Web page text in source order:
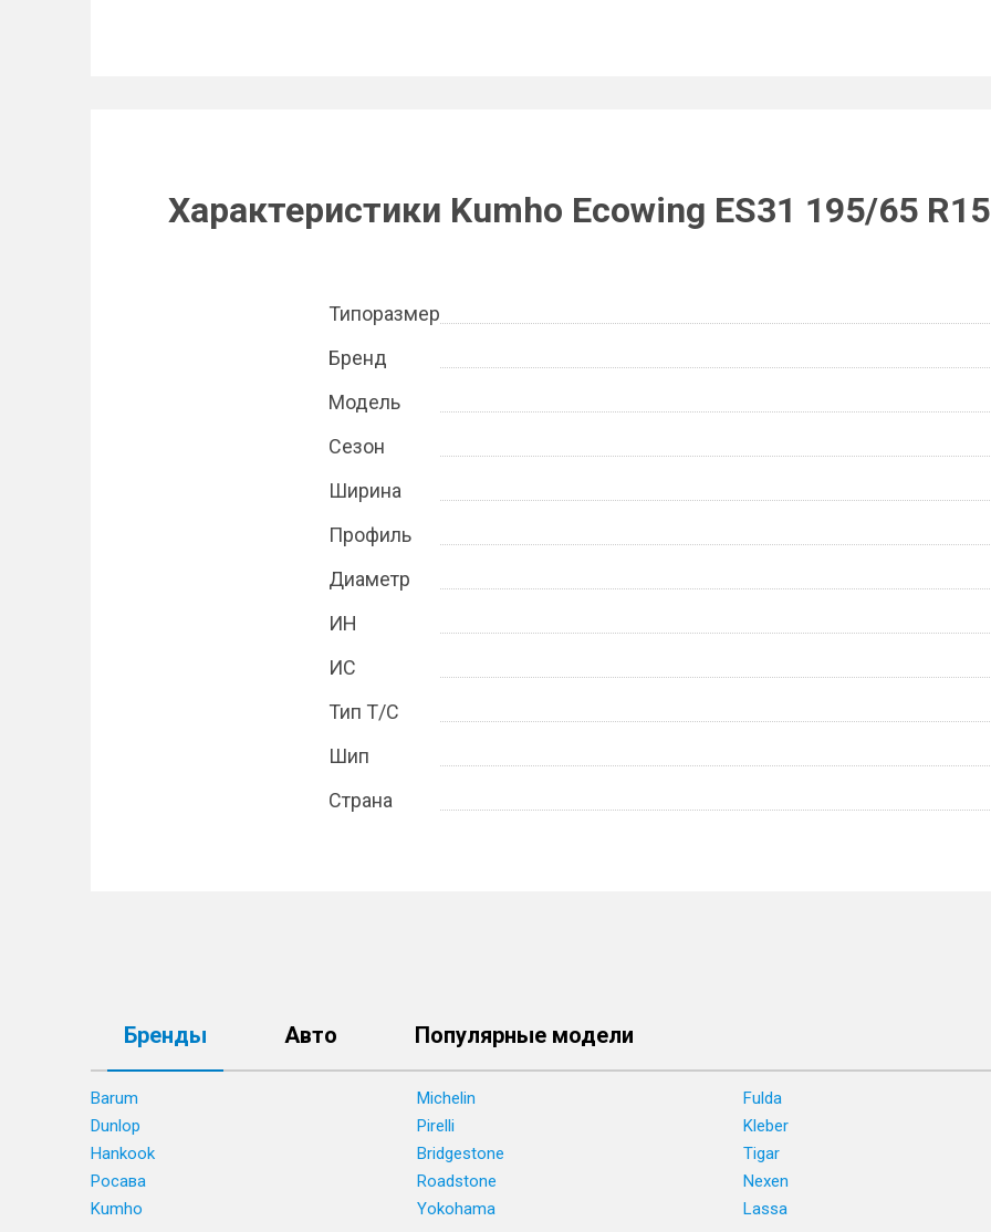
Характеристики Kumho Ecowing ES31 195/65
Типоразмер
Бренд
Модель
Сезон
Ширина
Профиль
Диаметр
ИН
ИС
Тип Т/С
Шип
Страна
Бренды Авто Популярные модели
Barum Michelin
Fulda
Dunlop
Pirelli
Kleber
Hankook
Bridgestone
Tigar
Росава
Roadstone
Nexen
Kumho
Yokohama Lassa